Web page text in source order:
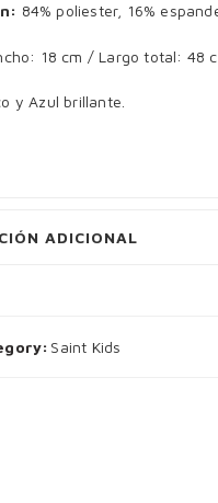
84% poliester, 16%
18 cm / Largo total: 48
y Azul brillante.
ADICIONAL
Saint Kids